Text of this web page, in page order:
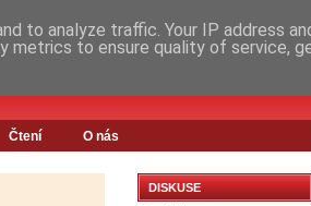
Čtení O nás
DISKUSE
to analyze traffic. Your IP address
metrics to ensure quality of service,